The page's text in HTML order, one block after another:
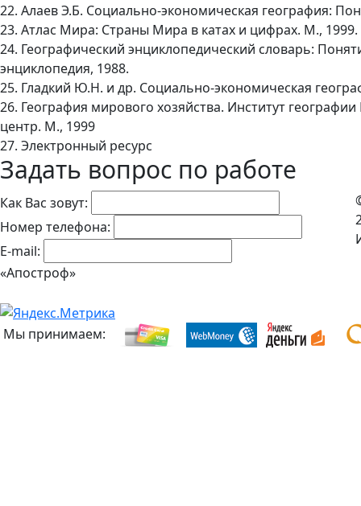
22. Алаев Э.Б. Социально-экономическая география:
23. Атлас Мира: Страны Мира в катах и цифрах. М., 1999.
24. Географический энциклопедический словарь:
энциклопедия, 1988.
25. Гладкий Ю.Н. и др. Социально-экономическая
26. География мирового хозяйства. Институт
центр. М., 1999
27. Электронный ресурс
Задать вопрос по работе
Как Вас зовут:
Номер телефона:
E-mail:
«Апостроф»
Мы принимаем: